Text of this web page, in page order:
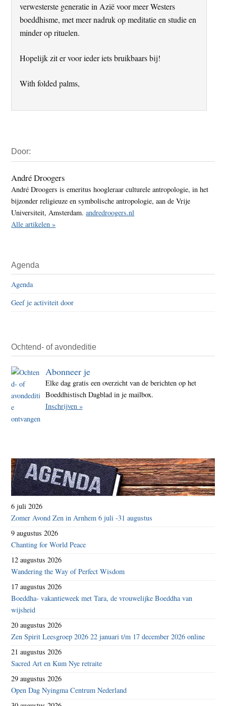
verwesterste generatie in Azië voor meer Westers
boeddhisme, met meer nadruk op meditatie en studie en
minder op rituelen.
Hopelijk zit er voor ieder iets bruikbaars bij!
With folded palms,
Sidebar
Door:
André Droogers
André Droogers is emeritus hoogleraar culturele antropologie, in het
bijzonder religieuze en symbolische antropologie, aan de Vrije
Universiteit, Amsterdam.andredroogers.nl
Alle artikelen »
Agenda
Agenda
Geef je activiteit door
Ochtend- of avondeditie
Abonneer je
Elke dag gratis een overzicht van de berichten op het
Boeddhistisch Dagblad in je mailbox.
Inschrijven »
6 juli 2026
Zomer Avond Zen in Arnhem 6 juli -31 augustus
9 augustus 2026
Chanting for World Peace
12 augustus 2026
Wandering the Way of Perfect Wisdom
17 augustus 2026
Boeddha- vakantieweek met Tara, de vrouwelijke Boeddha van
wijsheid
20 augustus 2026
Zen Spirit Leesgroep 2026 22 januari t/m 17 december 2026 online
21 augustus 2026
Sacred Art en Kum Nye retraite
29 augustus 2026
Open Dag Nyingma Centrum Nederland